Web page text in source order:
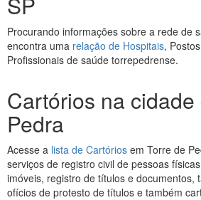
Procurando informações sobre a rede de
encontra uma relação de Hospitais,
Profissionais de saúde torrepedrense.
Cartórios na cidade
Pedra
Acesse a lista de Cartórios em Torre de
serviços de registro civil de pessoas
imóveis, registro de títulos e documentos,
ofícios de protesto de títulos e também